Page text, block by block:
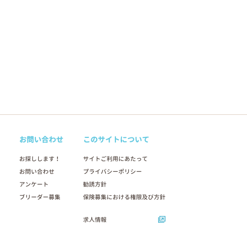
お問い合わせ
お探しします！
お問い合わせ
アンケート
ブリーダー募集
このサイトについて
サイトご利用にあたって
プライバシーポリシー
勧誘方針
保険募集における権限及び方針
求人情報